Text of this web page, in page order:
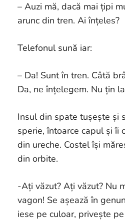
– Auzi mă, dacă mai țipi
arunc din tren. Ai înțeles?
Telefonul sună iar:
– Da! Sunt în tren. Câtă
Da, ne înțelegem. Nu țin
Insul din spate tușește și
sperie, întoarce capul și îi
din ureche. Costel își
din orbite.
-Ați văzut? Ați văzut? Nu
vagon! Se așează în
iese pe culoar, privește